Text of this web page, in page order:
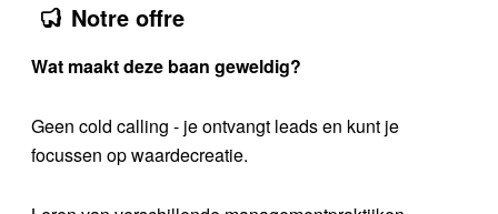
Notre offre
Wat maakt deze baan geweldig?​
Geen cold calling - je ontvangt leads en kunt je
focussen op waardecreatie.